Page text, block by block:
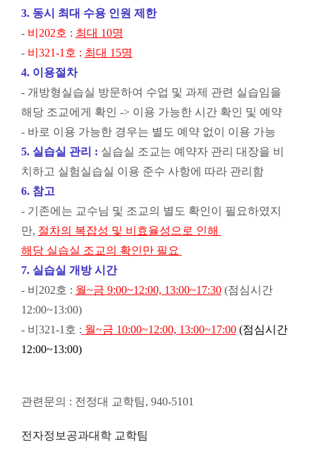
3. 동시 최대 수용 인원 제한
- 비202호 : 최대 10명
- 비321-1호 : 최대 15명
4. 이용절차
- 개방형실습실 방문하여 수업 및 과제 관련 실습임을
해당 조교에게 확인 -> 이용 가능한 시간 확인 및 예약
- 바로 이용 가능한 경우는 별도 예약 없이 이용 가능
5. 실습실 관리 : 실습실 조교는 예약자 관리 대장을 비
치하고 실험실습실 이용 준수 사항에 따라 관리함
6. 참고
- 기존에는 교수님 및 조교의 별도 확인이 필요하였지
만, 절차의 복잡성 및 비효율성으로 인해
해당 실습실 조교의 확인만 필요
7. 실습실 개방 시간
- 비202호 : 월~금 9:00~12:00, 13:00~17:30 (점심시간
12:00~13:00)
- 비321-1호 : 월~금 10:00~12:00, 13:00~17:00(점심시간
12:00~13:00)
관련문의 : 전정대 교학팀, 940-5101
전자정보공과대학 교학팀